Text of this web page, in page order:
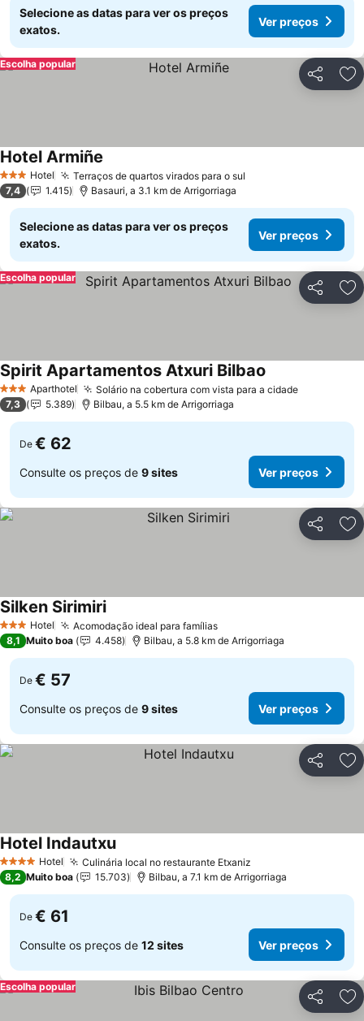
Selecione as datas para ver os preços
exatos.
Ver preços
Partilhar
Escolha popular
3 EstrelasHotel Terraços de quartos virados para o sul
Hotel Armiñe
7,4 1.415 Basauri, a 3.1 km de Arrigorriaga
Selecione as datas para ver os preços
exatos.
Ver preços
Partilhar
Escolha popular
3 EstrelasAparthotel Solário na cobertura com vista para a cidadeVer preços
Spirit Apartamentos Atxuri Bilbao
7,3 5.389 Bilbau, a 5.5 km de Arrigorriaga
De € 62
Consulte os preços de 9 sites Ver preços
Partilhar
3 EstrelasHotel Acomodação ideal para famíliasVer preços
Silken SirimiriVer preços
8,1 Muito boa 4.458 Bilbau, a 5.8 km de Arrigorriaga
De € 57
Consulte os preços de 9 sites Ver preços
Partilhar
4 EstrelasHotel Culinária local no restaurante Etxaniz
Hotel IndautxuVer preços
8,2 Muito boa 15.703 Bilbau, a 7.1 km de Arrigorriaga
De € 61
Consulte os preços de 12 sites Ver preços
Partilhar
Escolha popular